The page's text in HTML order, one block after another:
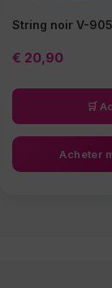
String noir V-
€ 20,90
🛒
Acheter